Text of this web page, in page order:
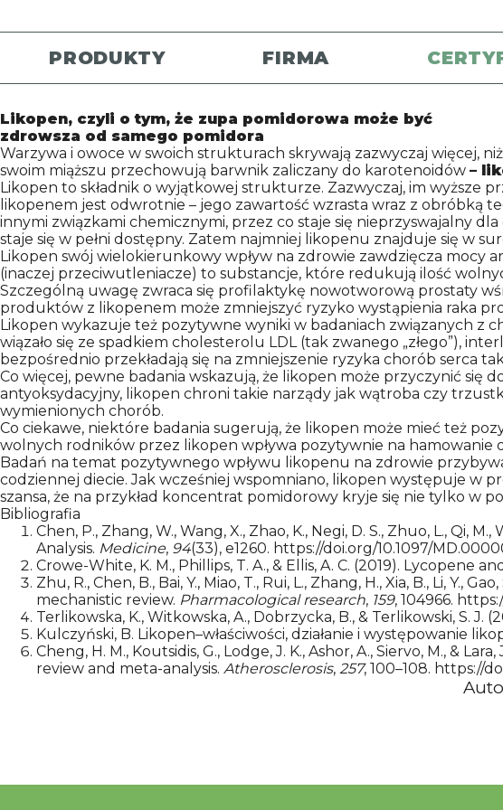
PRODUKTY FIRMA
Likopen, czyli o tym, że zupa pomidorowa może być
zdrowsza od samego pomidora
Warzywa i owoce w swoich strukturach skrywają zazwyczaj więcej,
swoim miąższu przechowują barwnik zaliczany do karotenoidów –
Likopen to składnik o wyjątkowej strukturze. Zazwyczaj, im wyższe
likopenem jest odwrotnie – jego zawartość wzrasta wraz z obróbką
innymi związkami chemicznymi, przez co staje się nieprzyswajalny
staje się w pełni dostępny. Zatem najmniej likopenu znajduje się w
Likopen swój wielokierunkowy wpływ na zdrowie zawdzięcza mocy
(inaczej przeciwutleniacze) to substancje, które redukują ilość
Szczególną uwagę zwraca się profilaktykę nowotworową prostaty
produktów z likopenem może zmniejszyć ryzyko wystąpienia raka
Likopen wykazuje też pozytywne wyniki w badaniach związanych z
wiązało się ze spadkiem cholesterolu LDL (tak zwanego „złego”),
bezpośrednio przekładają się na zmniejszenie ryzyka chorób serca
Co więcej, pewne badania wskazują, że likopen może przyczynić się
antyoksydacyjny, likopen chroni takie narządy jak wątroba czy
wymienionych chorób.
Co ciekawe, niektóre badania sugerują, że likopen może mieć też
wolnych rodników przez likopen wpływa pozytywnie na hamowanie
Badań na temat pozytywnego wpływu likopenu na zdrowie
codziennej diecie. Jak wcześniej wspomniano, likopen występuje w
szansa, że na przykład koncentrat pomidorowy kryje się nie tylko w
Bibliografia
Chen, P., Zhang, W., Wang, X., Zhao, K., Negi, D. S., Zhuo, L., Qi,
Analysis. Medicine, 94(33), e1260. https://doi.org/10.1097/
Crowe-White, K. M., Phillips, T. A., & Ellis, A. C. (2019). Lycopene
Zhu, R., Chen, B., Bai, Y., Miao, T., Rui, L., Zhang, H., Xia, B., Li,
mechanistic review. Pharmacological research, 159, 104966.
Terlikowska, K., Witkowska, A., Dobrzycka, B., & Terlikowski, S.
Kulczyński, B. Likopen–właściwości, działanie i występowanie
Cheng, H. M., Koutsidis, G., Lodge, J. K., Ashor, A., Siervo, M., &
review and meta-analysis. Atherosclerosis, 257, 100–108. https://